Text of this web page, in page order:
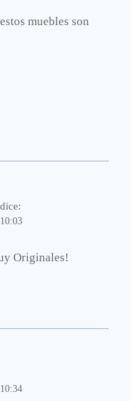
muebles son
dice:
Originales!